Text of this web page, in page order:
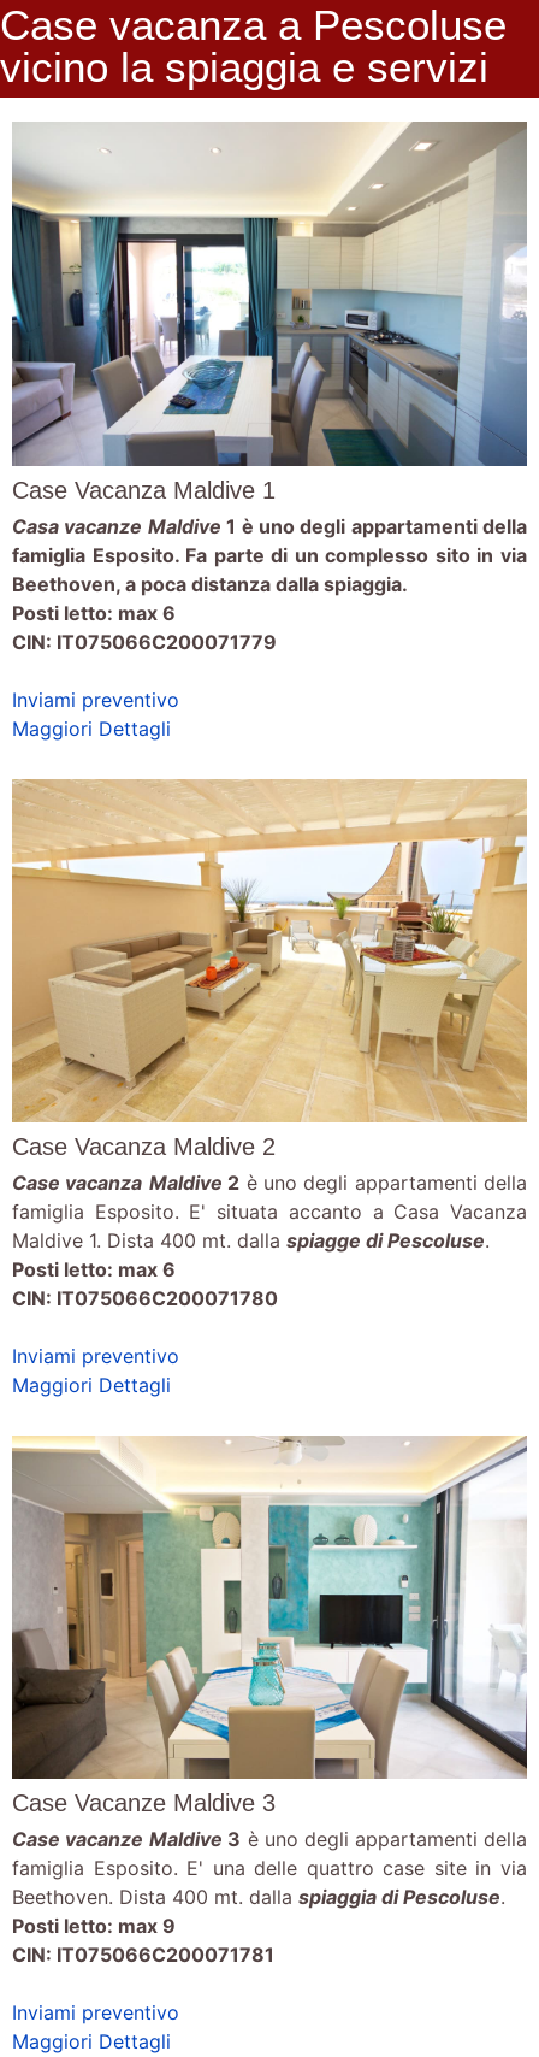
Case vacanza a Pescoluse
vicino la spiaggia e servizi
Case Vacanza Maldive 1
Casa vacanze Maldive 1 è uno degli appartamenti della
famiglia Esposito. Fa parte di un complesso sito in via
Beethoven, a poca distanza dalla spiaggia.
Posti letto: max 6
CIN: IT075066C200071779
Inviami preventivo
Maggiori Dettagli
Case Vacanza Maldive 2
Case vacanza Maldive 2 è uno degli appartamenti della
famiglia Esposito. E' situata accanto a Casa Vacanza
Maldive 1. Dista 400 mt. dalla spiagge di Pescoluse.
Posti letto: max 6
CIN: IT075066C200071780
Inviami preventivo
Maggiori Dettagli
Case Vacanze Maldive 3
Case vacanze Maldive 3 è uno degli appartamenti della
famiglia Esposito. E' una delle quattro case site in via
Beethoven. Dista 400 mt. dalla spiaggia di Pescoluse.
Posti letto: max 9
CIN: IT075066C200071781
Inviami preventivo
Maggiori Dettagli